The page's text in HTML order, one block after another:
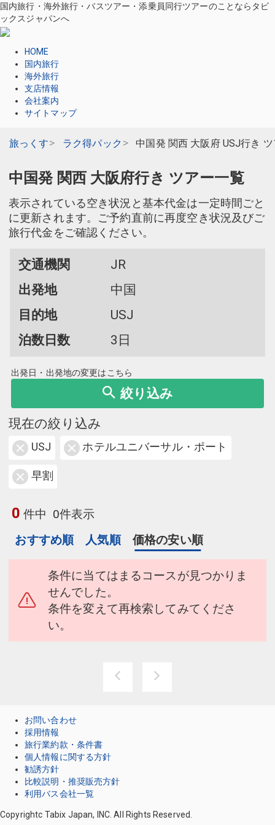
国内旅行・海外旅行・バスツアー・添乗員同行ツアーのことならタビ
ックスジャパンへ
HOME
国内旅行
海外旅行
支店情報
会社案内
サイトマップ
旅っくす ラク得パック 中国発 関西 大阪府 USJ行き
中国発 関西 大阪府行き ツアー一覧
表示されている空き状況と基本代金は一定時間ごと
に更新されます。ご予約直前に再度空き状況及びご
旅行代金をご確認ください。
交通機関
JR
出発地
中国
目的地
USJ
泊数日数
3日
出発日・出発地の変更はこちら
絞り込み
現在の絞り込み
USJ ホテルユニバーサル・ポート
早割
0 件中 0件表示
おすすめ順
人気順 価格の安い順
条件に当てはまるコースが見つかりま
せんでした。
条件を変えて再検索してみてくださ
い。
お問い合わせ
採用情報
旅行業約款・条件書
個人情報に関する方針
勧誘方針
比較説明・推奨販売方針
利用バス会社一覧
Copyrightc Tabix Japan, INC. All Rights Reserved.